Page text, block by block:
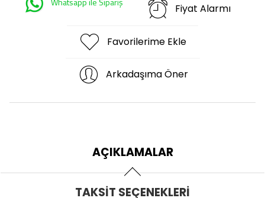
Fiyat Alarmı
Favorilerime Ekle
Arkadaşıma Öner
AÇIKLAMALAR
TAKSIT SEÇENEKLERI